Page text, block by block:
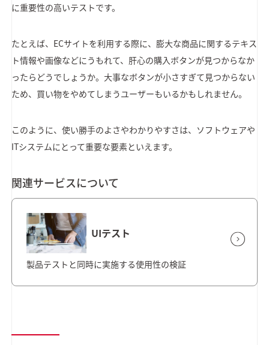
に重要性の高いテストです。
たとえば、ECサイトを利用する際に、膨大な商品に関するテキス
ト情報や画像などにうもれて、肝心の購入ボタンが見つからなか
ったらどうでしょうか。大事なボタンが小さすぎて見つからない
ため、買い物をやめてしまうユーザーもいるかもしれません。
このように、使い勝手のよさやわかりやすさは、ソフトウェアや
ITシステムにとって重要な要素といえます。
関連サービスについて
UIテスト
製品テストと同時に実施する使用性の検証